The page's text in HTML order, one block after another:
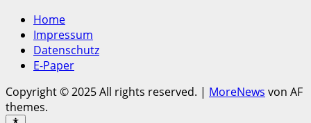
Home
Impressum
Datenschutz
E-Paper
Copyright © 2025 All rights reserved. | MoreNews von AF
themes.